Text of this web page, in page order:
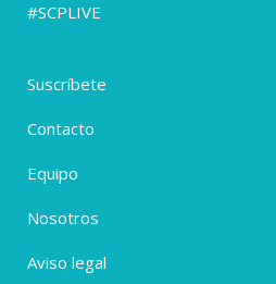
#SCPLIVE
Suscríbete
Contacto
Equipo
Nosotros
Aviso legal